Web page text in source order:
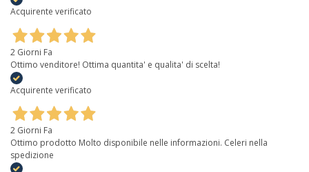
Acquirente verificato
2 Giorni Fa
Ottimo venditore! Ottima quantita' e qualita' di scelta!
Acquirente verificato
2 Giorni Fa
Ottimo prodotto Molto disponibile nelle informazioni. Celeri nella
spedizione